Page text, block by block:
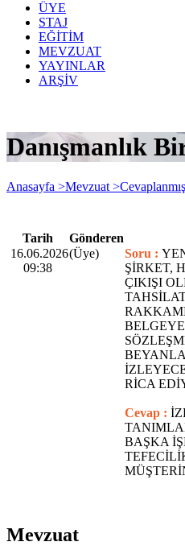
ÜYE
STAJ
EĞİTİM
MEVZUAT
YAYINLAR
ARŞİV
Danışmanlık
Anasayfa >Mevzuat >
Tarih
Gönderen
16.06.2026
09:38
(Üye) Soru :
ŞİRKET,
ÇIKIŞI
RİCA
Cevap :
BAŞKA
Mevzuat